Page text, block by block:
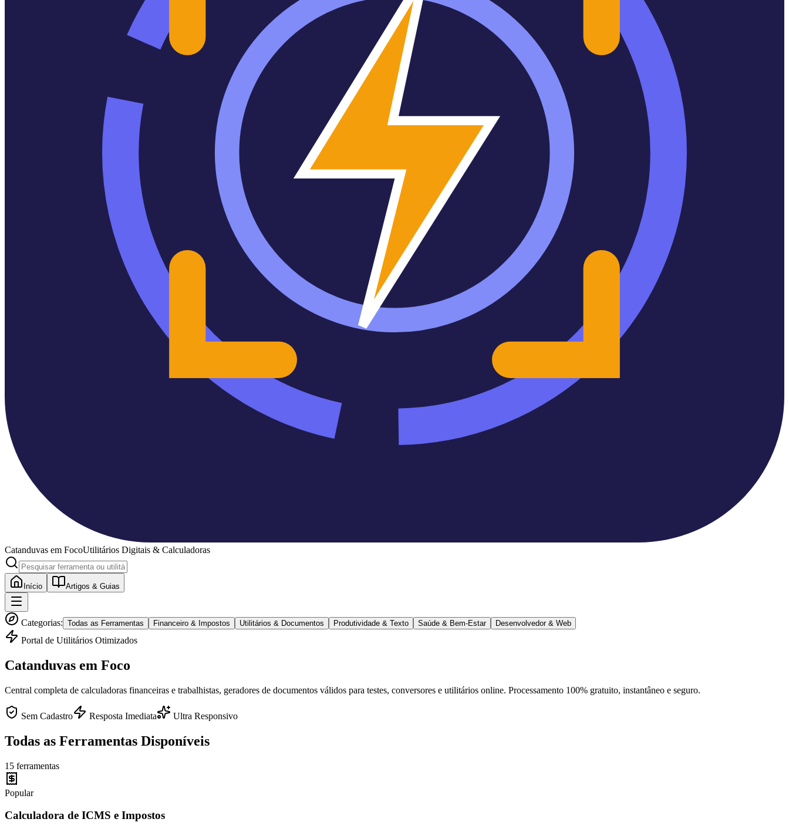
Catanduvas em FocoUtilitários Digitais & Calculadoras
Início Artigos & Guias
Categorias: Todas as Ferramentas Financeiro & Impostos Utilitários & Documentos Produtividade & Texto Saúde & Bem-Estar Desenvolvedor & Web
Portal de Utilitários Otimizados
Catanduvas em Foco
Central completa de calculadoras financeiras e trabalhistas, geradores de documentos válidos para testes, conversores e utilitários online. Processamento 100% gratuito, instantâneo e seguro.
Sem Cadastro Resposta Imediata Ultra Responsivo
Todas as Ferramentas Disponíveis
15 ferramentas
Popular
Calculadora de ICMS e Impostos